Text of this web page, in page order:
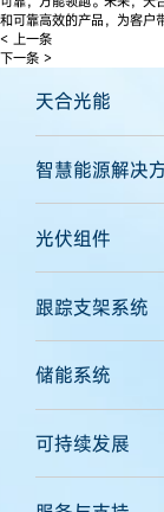
和可靠高效的产品，为客户
< 上一条
下一条 >
天合光能
智慧能源解决
光伏组件
跟踪支架系统
储能系统
可持续发展